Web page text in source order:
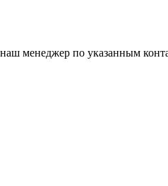
менеджер по указанным